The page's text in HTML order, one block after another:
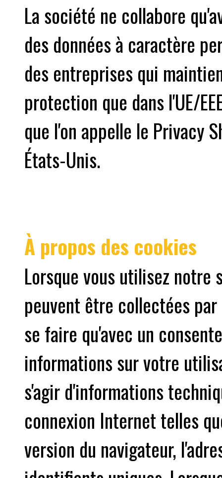
La société ne collabore
des données à caractère
des entreprises qui
protection que dans l'UE/
que l'on appelle le Privacy
États-Unis.
À propos des cookies
Lorsque vous utilisez notre
peuvent être collectées
se faire qu'avec un
informations sur votre
s'agir d'informations
connexion Internet telles
version du navigateur,